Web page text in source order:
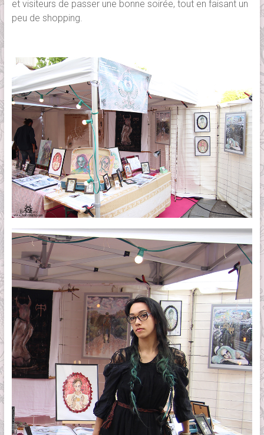
et visiteurs de passer une bonne soirée, tout en faisant un
peu de shopping.